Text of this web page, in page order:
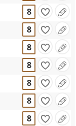
8
8
8
8
8
8
8